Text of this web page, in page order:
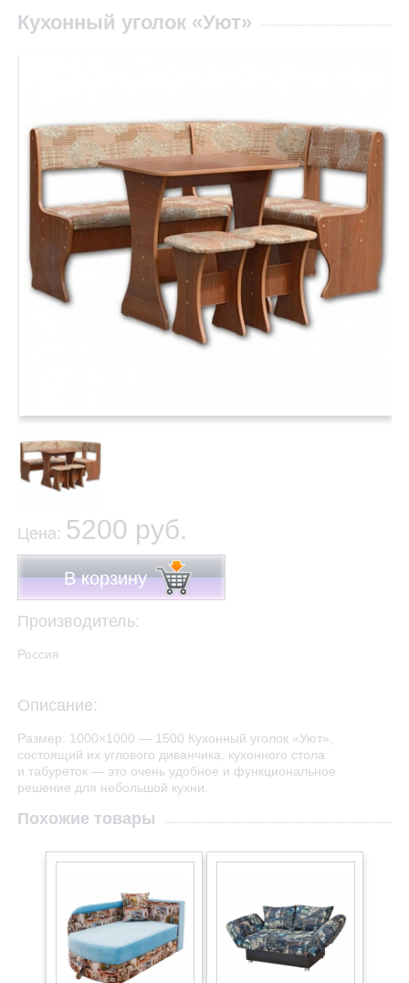
Кухонный уголок «Уют»
Цена: 5200 руб.
В корзину
Производитель:
Россия
Описание:
Размер: 1000×1000 — 1500 Кухонный уголок «Уют»,
состоящий их углового диванчика, кухонного стола
и табуреток — это очень удобное и функциональное
решение для небольшой кухни.
Похожие товары